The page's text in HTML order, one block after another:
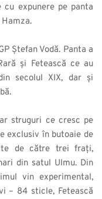
cu expunere pe panta
Ștefan Vodă. Panta a
și Fetească ce au
secolul XIX, dar și
struguri ce cresc pe
exclusiv în butoaie de
de către trei frați,
din satul Ulmu. Din
vin experimental,
– 84 sticle, Fetească